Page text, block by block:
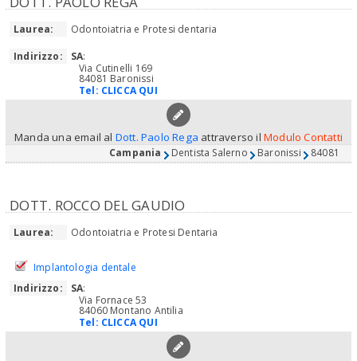
Laurea:
Odontoiatria e Protesi dentaria
Indirizzo:
SA:
Via Cutinelli 169
84081 Baronissi
Tel: CLICCA QUI
Manda una email al Dott. Paolo Rega attraverso il Modulo Contatti
Campania Dentista Salerno Baronissi 84081
DOTT. ROCCO DEL GAUDIO
Laurea: Odontoiatria e Protesi Dentaria
Implantologia dentale
Indirizzo:
SA:
Via Fornace 53
84060 Montano Antilia
Tel: CLICCA QUI